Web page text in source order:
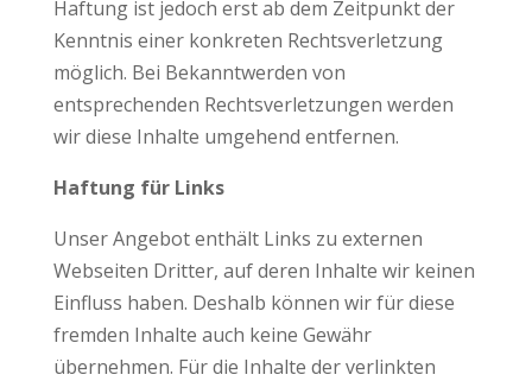
Haftung ist jedoch erst ab dem Zeitpunkt der
Kenntnis einer konkreten Rechtsverletzung
möglich. Bei Bekanntwerden von
entsprechenden Rechtsverletzungen werden
wir diese Inhalte umgehend entfernen.
Haftung für Links
Unser Angebot enthält Links zu externen
Webseiten Dritter, auf deren Inhalte wir keinen
Einfluss haben. Deshalb können wir für diese
fremden Inhalte auch keine Gewähr
übernehmen. Für die Inhalte der verlinkten